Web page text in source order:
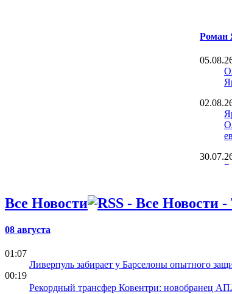
Роман
Все Новости
08 августа
01:07
Ливерпуль забирает у Барселоны опытного
00:19
Рекордный трансфер Ковентри: новобранец